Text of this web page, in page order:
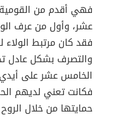
فهي أقدم من
عشر، وأول من عرف
فقد كان مرتبط
والتصرف بشكل عادل
الخامس عشر على أيدي
فكانت تعني لديهم
حمايتها من خلال